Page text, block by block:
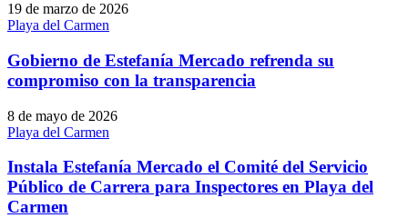
19 de marzo de 2026
Playa del Carmen
Gobierno de Estefanía Mercado refrenda su
compromiso con la transparencia
8 de mayo de 2026
Playa del Carmen
Instala Estefanía Mercado el Comité del Servicio
Público de Carrera para Inspectores en Playa del
Carmen